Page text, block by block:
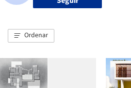
Ordenar